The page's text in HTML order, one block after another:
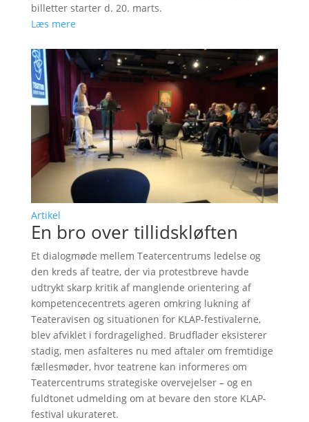
billetter starter d. 20. marts.
Læs mere
Artikel
En bro over tillidskløften
Et dialogmøde mellem Teatercentrums ledelse og
den kreds af teatre, der via protestbreve havde
udtrykt skarp kritik af manglende orientering af
kompetencecentrets ageren omkring lukning af
Teateravisen og situationen for KLAP-festivalerne,
blev afviklet i fordragelighed. Brudflader eksisterer
stadig, men asfalteres nu med aftaler om fremtidige
fællesmøder, hvor teatrene kan informeres om
Teatercentrums strategiske overvejelser – og en
fuldtonet udmelding om at bevare den store KLAP-
festival ukurateret.